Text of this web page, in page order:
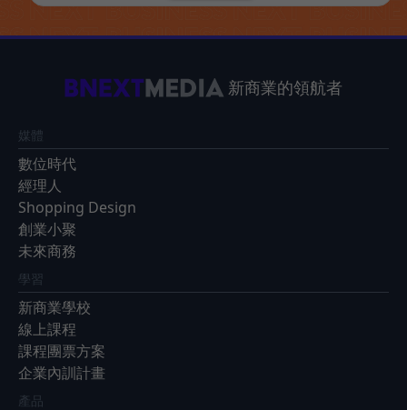
新商業的領航者
媒體
數位時代
經理人
Shopping Design
創業小聚
未來商務
學習
新商業學校
線上課程
課程團票方案
企業內訓計畫
產品